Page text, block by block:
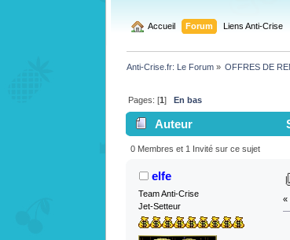
Accueil Forum Liens Anti-Crise
Anti-Crise.fr: Le Forum» OFFRES DE
Pages: [1] En bas
Auteur
0 Membres et 1 Invité sur ce sujet
elfe
Team Anti-Crise
Jet-Setteur
«